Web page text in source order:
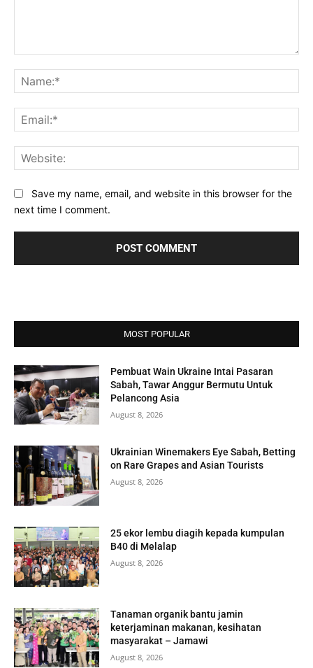
Save my name, email, and website in this browser for the
next time I comment.
MOST POPULAR
Pembuat Wain Ukraine Intai Pasaran
Sabah, Tawar Anggur Bermutu Untuk
Pelancong Asia
August 8, 2026
Ukrainian Winemakers Eye Sabah, Betting
on Rare Grapes and Asian Tourists
August 8, 2026
25 ekor lembu diagih kepada kumpulan
B40 di Melalap
August 8, 2026
Tanaman organik bantu jamin
keterjaminan makanan, kesihatan
masyarakat – Jamawi
August 8, 2026